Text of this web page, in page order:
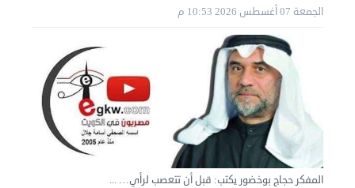
نقل عفش الكويت 50636444 فك وتركيب ايكيا محلي ...
الأربعاء 04 سبتمبر 2024 08:20 م
الجمعة 07 أغسطس 2026 10:53 م
المفكر حجاج بوخضور يكتب: قبل أن تتعصب لرأي… ...